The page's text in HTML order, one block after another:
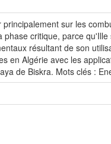
sur les
critique, parce
résultant de son
en Algérie avec les
de Biskra. Mots clés :